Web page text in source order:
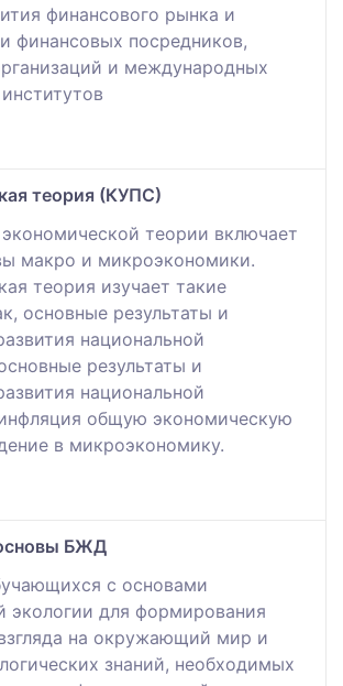
финансового рынка и
финансовых посредников,
и международных
теория (КУПС)
теории включает
макро и микроэкономики.
теория изучает такие
основные результаты и
национальной
результаты и
национальной
общую экономическую
в микроэкономику.
БЖД
с основами
экологии для формирования
на окружающий мир и
знаний, необходимых